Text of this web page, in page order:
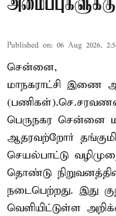
Published on: 06 Aug 2026,
சென்னை,
மாநகராட்சி
பெருநகர சென்னை
ஆதரவற்றோர்
செயல்பாட்டு
தொண்டு
நடைபெற்றது. இது
வெளியிட்டுள்ள